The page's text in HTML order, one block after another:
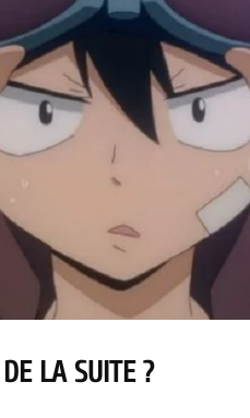
LA SUITE ?